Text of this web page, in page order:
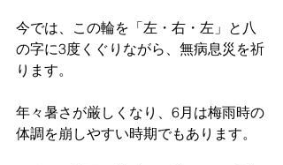
今では、この輪を「左・右・左」と八
の字に3度くぐりながら、無病息災を祈
ります。
年々暑さが厳しくなり、6月は梅雨時の
体調を崩しやすい時期でもあります。